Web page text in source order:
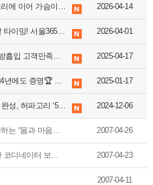
2026-04-14
지방을 젊음으로 교대할 타이밍! 서울365mc병원 '지방줄기세포센터' 드디어 오픈 2026-04-01
2025-04-17
2025-01-17
이토록 놀라운 S라인의 완성, 허파고리 ‘5천 건’ 돌파 2024-12-06
2007-04-26
2007-04-23
2007-04-11